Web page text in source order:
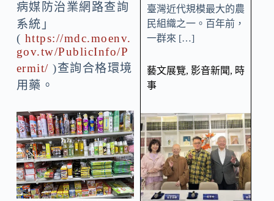
病媒防治業網路查詢
系統」
( https://mdc.moenv.
gov.tw/PublicInfo/P
ermit/ )查詢合格環境
用藥。
臺灣近代規模最大的農
民組織之一。百年前，
一群來 […]
藝文展覽, 影音新聞, 時
事